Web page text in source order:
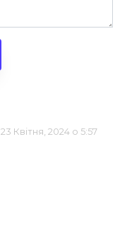
23 Квітня, 2024 о 5:57